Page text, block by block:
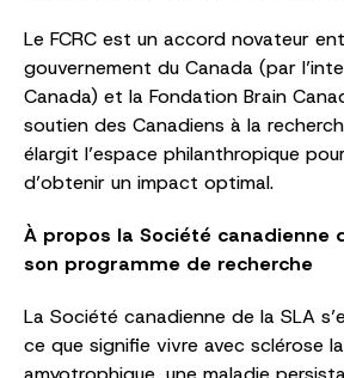
Le FCRC est un accord novateur
gouvernement du Canada (par
Canada) et la Fondation Brain
soutien des Canadiens à la
élargit l’espace philanthropique
d’obtenir un impact optimal.
À propos la Société canadienne
son programme de recherche
La Société canadienne de la SLA
ce que signifie vivre avec sclérose